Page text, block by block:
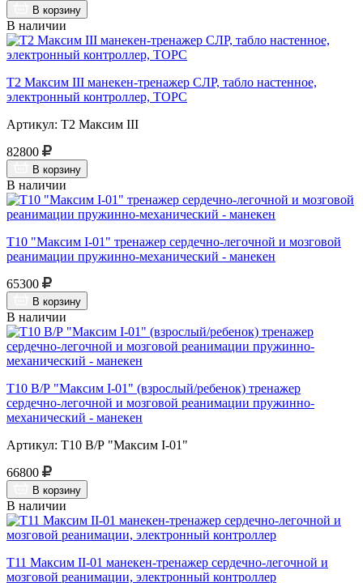
В корзину
В наличии
Т2 Максим III манекен-тренажер СЛР, табло настенное,
электронный контроллер, ТОРС
Артикул: Т2 Максим III
82800
В корзину
В наличии
Т10 "Максим I-01" тренажер сердечно-легочной и мозговой
реанимации пружинно-механический - манекен
65300
В корзину
В наличии
Т10 В/Р "Максим I-01" (взрослый/ребенок) тренажер
сердечно-легочной и мозговой реанимации пружинно-
механический - манекен
Артикул: Т10 В/Р "Максим I-01"
66800
В корзину
В наличии
Т11 Максим II-01 манекен-тренажер сердечно-легочной и
мозговой реанимации, электронный контроллер